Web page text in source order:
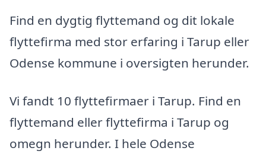
Find en dygtig flyttemand og dit lokale
flyttefirma med stor erfaring i Tarup eller
Odense kommune i oversigten herunder.
Vi fandt 10 flyttefirmaer i Tarup. Find en
flyttemand eller flyttefirma i Tarup og
omegn herunder. I hele Odense